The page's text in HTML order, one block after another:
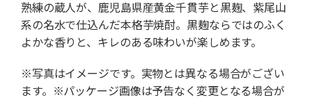
熟練の蔵人が、鹿児島県産黄金千貫芋と黒麹、紫尾山
系の名水で仕込んだ本格芋焼酎。黒麹ならではのふく
よかな香りと、キレのある味わいが楽しめます。
※写真はイメージです。実物とは異なる場合がござい
ます。※パッケージ画像は予告なく変更となる場合が